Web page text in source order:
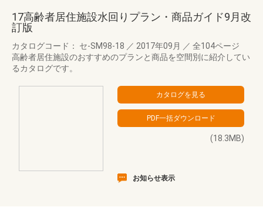
17高齢者居住施設水回りプラン・商品ガイド9月改
訂版
カタログコード： セ-SM98-18 ／ 2017年09月 ／ 全104ページ
高齢者居住施設のおすすめのプランと商品を空間別に紹介してい
るカタログです。
(18.3MB)
お知らせ表示